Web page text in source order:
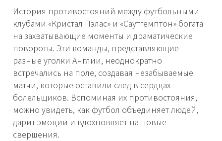
История противостояний между футбольными
клубами «Кристал Пэлас» и «Саутгемптон» богата
на захватывающие моменты и драматические
повороты. Эти команды, представляющие
разные уголки Англии, неоднократно
встречались на поле, создавая незабываемые
матчи, которые оставили след в сердцах
болельщиков. Вспоминая их противостояния,
можно увидеть, как футбол объединяет людей,
дарит эмоции и вдохновляет на новые
свершения.